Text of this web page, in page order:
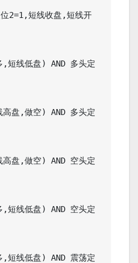
2=1,短线收盘,短线开
,短线低盘) AND 多头定
高盘,做空) AND 多头定
高盘,做空) AND 空头定
,短线低盘) AND 空头定
,短线低盘) AND 震荡定